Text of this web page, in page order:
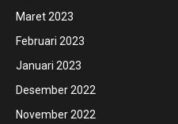
Maret 2023
Februari 2023
Januari 2023
Desember 2022
November 2022